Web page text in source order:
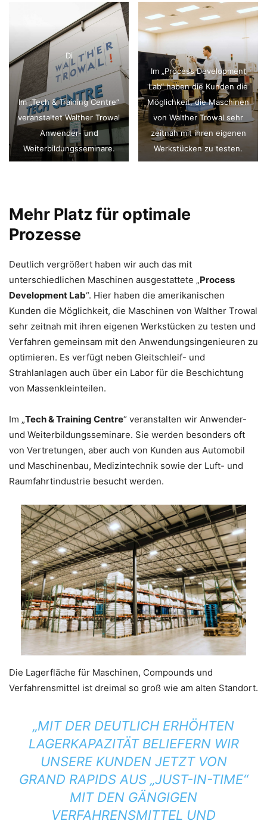
Di
Im „Tech & Training Centre“
veranstaltet Walther Trowal
Anwender- und
Weiterbildungsseminare.
Im „Process Development
Lab“ haben die Kunden die
Möglichkeit, die Maschinen
von Walther Trowal sehr
zeitnah mit ihren eigenen
Werkstücken zu testen.
Mehr Platz für optimale
Prozesse
Deutlich vergrößert haben wir auch das mit
unterschiedlichen Maschinen ausgestattete „Process
Development Lab“. Hier haben die amerikanischen
Kunden die Möglichkeit, die Maschinen von Walther Trowal
sehr zeitnah mit ihren eigenen Werkstücken zu testen und
Verfahren gemeinsam mit den Anwendungsingenieuren zu
optimieren. Es verfügt neben Gleitschleif- und
Strahlanlagen auch über ein Labor für die Beschichtung
von Massenkleinteilen.
Im „Tech & Training Centre“ veranstalten wir Anwender-
und Weiterbildungsseminare. Sie werden besonders oft
von Vertretungen, aber auch von Kunden aus Automobil
und Maschinenbau, Medizintechnik sowie der Luft- und
Raumfahrtindustrie besucht werden.
Die Lagerfläche für Maschinen, Compounds und
Verfahrensmittel ist dreimal so groß wie am alten Standort.
„MIT DER DEUTLICH ERHÖHTEN
LAGERKAPAZITÄT BELIEFERN WIR
UNSERE KUNDEN JETZT VON
GRAND RAPIDS AUS „JUST-IN-TIME“
MIT DEN GÄNGIGEN
VERFAHRENSMITTEL UND